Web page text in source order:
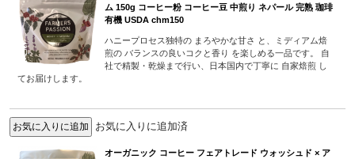
ム 150g コーヒー粉 コーヒー豆 中煎り ネパール 完熟 珈琲
有機 USDA chm150
ハニープロセス独特の まろやかな甘さ と、ミディアム焙
煎の バランスの良いコクと香り を楽しめる一品です。 自
社で精製・乾燥まで行い、日本国内で丁寧に 自家焙煎 し
てお届けします。
お気に入りに追加済
オーガニック コーヒー フェアトレード ウォッシュド × ア